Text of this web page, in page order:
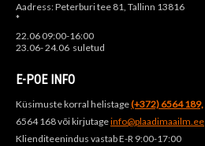
Aadress: Peterburi tee 81, Tallinn 13816
*
22.06 09:00-16:00
23.06- 24.06 suletud
E-POE INFO
Küsimuste korral helistage(+372) 6564 189,
6564 168 või kirjutageinfo@plaadimaailm.ee
Klienditeenindus vastab E-R 9:00-17:00